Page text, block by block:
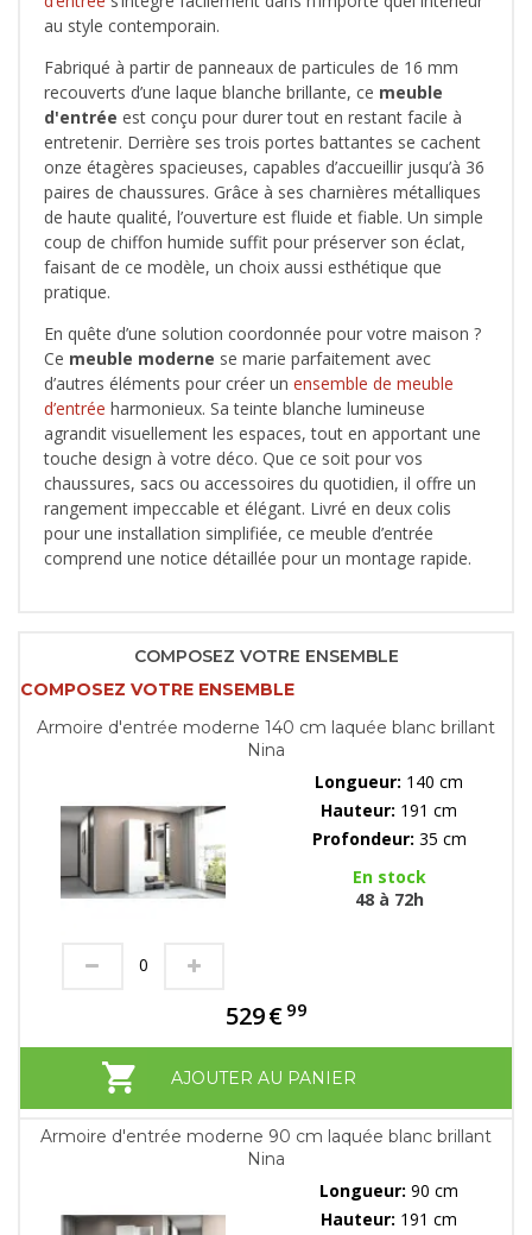
au style contemporain.
Fabriqué à partir de panneaux de particules de 16 mm
recouverts d’une laque blanche brillante, ce meuble
d'entrée est conçu pour durer tout en restant facile à
entretenir. Derrière ses trois portes battantes se cachent
onze étagères spacieuses, capables d’accueillir jusqu’à 36
paires de chaussures. Grâce à ses charnières métalliques
de haute qualité, l’ouverture est fluide et fiable. Un simple
coup de chiffon humide suffit pour préserver son éclat,
faisant de ce modèle, un choix aussi esthétique que
pratique.
En quête d’une solution coordonnée pour votre maison ?
Ce meuble moderne se marie parfaitement avec
d’autres éléments pour créer un ensemble de meuble
d’entrée harmonieux. Sa teinte blanche lumineuse
agrandit visuellement les espaces, tout en apportant une
touche design à votre déco. Que ce soit pour vos
chaussures, sacs ou accessoires du quotidien, il offre un
rangement impeccable et élégant. Livré en deux colis
pour une installation simplifiée, ce meuble d’entrée
comprend une notice détaillée pour un montage rapide.
COMPOSEZ VOTRE ENSEMBLE
COMPOSEZ VOTRE ENSEMBLE
Armoire d'entrée moderne 140 cm laquée blanc brillant
Nina
Longueur: 140 cm
Hauteur: 191 cm
Profondeur: 35 cm
En stock
48 à 72h
529€ 99
AJOUTER AU PANIER
Armoire d'entrée moderne 90 cm laquée blanc brillant
Nina
Longueur: 90 cm
Hauteur: 191 cm